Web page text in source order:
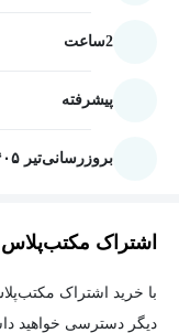
2ساعت
پیشرفته
بروزرسانیتیر ۱۴۰۵
اشتراک مکتب‌پلاس
دیگر دسترسی خواهید